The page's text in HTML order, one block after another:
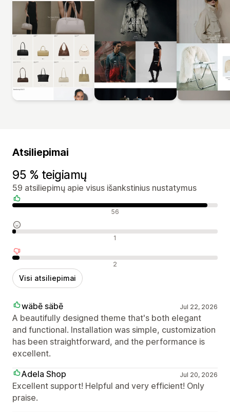
Atsiliepimai
95 % teigiamų
59 atsiliepimų apie visus išankstinius nustatymus
Teigiami atsiliepimai 56
Neutralūs atsiliepimai 1
Neigiami atsiliepimai 2
Visi atsiliepimai
wäbē säbē Jul 22, 2026
A beautifully designed theme that's both elegant
and functional. Installation was simple, customization
has been straightforward, and the performance is
excellent.
Adela Shop
Jul 20, 2026
Excellent support! Helpful and very efficient! Only
praise.